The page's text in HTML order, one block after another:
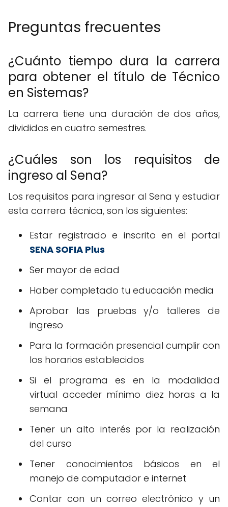
Preguntas frecuentes
¿Cuánto tiempo dura la carrera
para obtener el título de Técnico
en Sistemas?
La carrera tiene una duración de dos años,
divididos en cuatro semestres.
¿Cuáles son los requisitos de
ingreso al Sena?
Los requisitos para ingresar al Sena y estudiar
esta carrera técnica, son los siguientes:
Estar registrado e inscrito en el portal
SENA SOFIA Plus
Ser mayor de edad
Haber completado tu educación media
Aprobar las pruebas y/o talleres de
ingreso
Para la formación presencial cumplir con
los horarios establecidos
Si el programa es en la modalidad
virtual acceder mínimo diez horas a la
semana
Tener un alto interés por la realización
del curso
Tener conocimientos básicos en el
manejo de computador e internet
Contar con un correo electrónico y un